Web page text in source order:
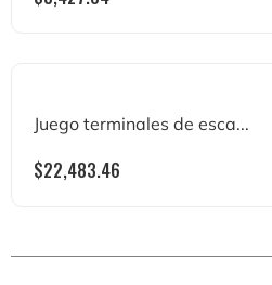
Juego terminales de esca...
$22,483.46